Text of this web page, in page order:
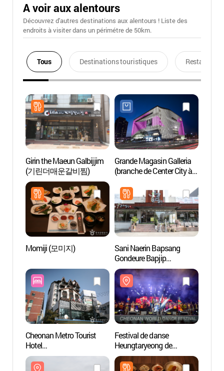
A voir aux alentours
Découvrez d'autres destinations aux alentours ! Liste des
endroits à visiter dans un périmétre de 50km.
Tous Destinations touristiques Restaurants
Girin the Maeun Galbijjim
(기린더매운갈비찜)
Grande Magasin Galleria
(branche de Center City à
백화점-센터시티점)
Momiji (모미지)
Sani Naerin Bapsang
Gondeure Bapjip
(산이내린밥상곤드레밥
집)
Cheonan Metro Tourist
Hotel
(천안메트로관광호텔)
Festival de danse
Heungtaryeong de
Cheonan
(천안흥타령춤축제)